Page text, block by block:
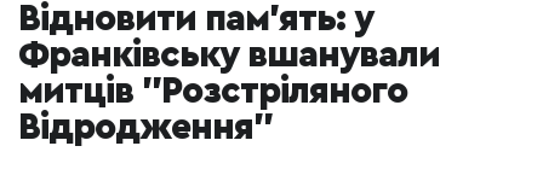
Відновити пам'ять: у
Франківську вшанували
митців "Розстріляного
Відродження"